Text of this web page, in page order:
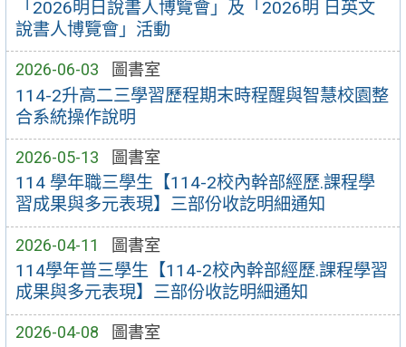
「2026明日說書人博覽會」及「2026明 日英文
說書人博覽會」活動
2026-06-03 圖書室
114-2升高二三學習歷程期末時程醒與智慧校園整
合系統操作說明
2026-05-13 圖書室
114 學年職三學生【114-2校內幹部經歷.課程學
習成果與多元表現】三部份收訖明細通知
2026-04-11 圖書室
114學年普三學生【114-2校內幹部經歷.課程學習
成果與多元表現】三部份收訖明細通知
2026-04-08 圖書室